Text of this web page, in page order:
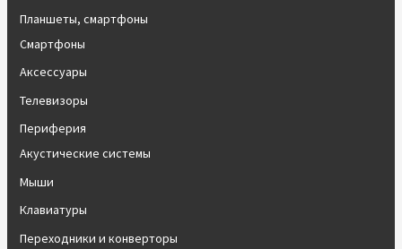
Планшеты, смартфоны
Смартфоны
Аксессуары
Телевизоры
Периферия
Акустические системы
Мыши
Клавиатуры
Переходники и конверторы